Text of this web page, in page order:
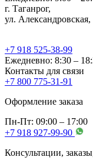
г. Таганрог,
ул. Александровская,
+7 918 525-38-99
Ежедневно: 8:30 –
Контакты для связи
+7 800 775-31-91
Оформление заказа
Пн-Пт: 09:00 – 17:00
+7 918 927-99-90
Консультации,